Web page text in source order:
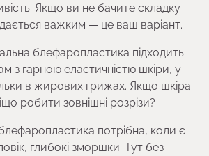
Якщо ви не бачите складку
важким — це ваш варіант.
блефаропластика підходить
з гарною еластичністю шкіри, у
в жирових грижах. Якщо шкіра
робити зовнішні розрізи?
потрібна, коли є
глибокі зморшки. Тут без